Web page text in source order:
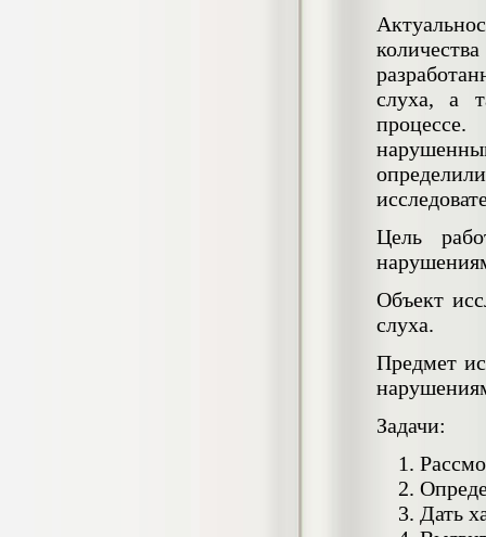
слуха, а
Цель
Объект
слуха.
Предмет
Задачи:
Дать